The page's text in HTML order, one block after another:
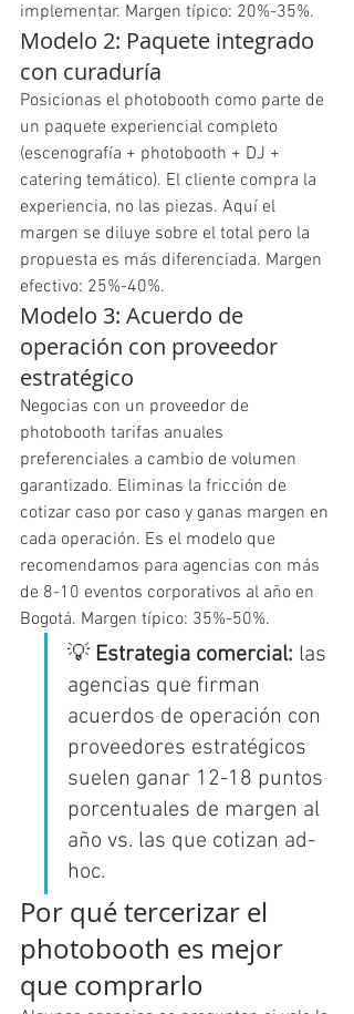
implementar. Margen típico: 20%-35%.
Modelo 2: Paquete integrado
con curaduría
Posicionas el photobooth como parte de
un paquete experiencial completo
(escenografía + photobooth + DJ +
catering temático). El cliente compra la
experiencia, no las piezas. Aquí el
margen se diluye sobre el total pero la
propuesta es más diferenciada. Margen
efectivo: 25%-40%.
Modelo 3: Acuerdo de
operación con proveedor
estratégico
Negocias con un proveedor de
photobooth tarifas anuales
preferenciales a cambio de volumen
garantizado. Eliminas la fricción de
cotizar caso por caso y ganas margen en
cada operación. Es el modelo que
recomendamos para agencias con más
de 8-10 eventos corporativos al año en
Bogotá. Margen típico: 35%-50%.
💡 Estrategia comercial: las
agencias que firman
acuerdos de operación con
proveedores estratégicos
suelen ganar 12-18 puntos
porcentuales de margen al
año vs. las que cotizan ad-
hoc.
Por qué tercerizar el
photobooth es mejor
que comprarlo